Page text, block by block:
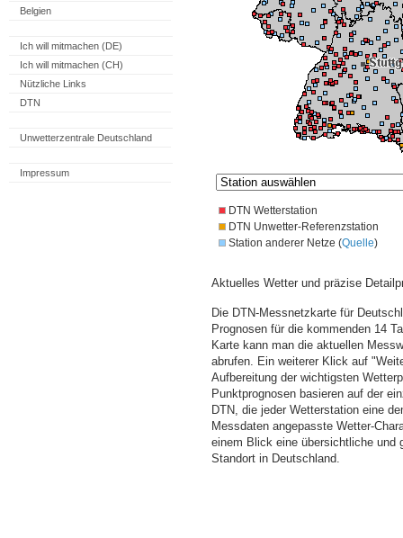
Belgien
Ich will mitmachen (DE)
Ich will mitmachen (CH)
Nützliche Links
DTN
Unwetterzentrale Deutschland
Impressum
DTN Wetterstation
DTN Unwetter-Referenzstation
Station anderer Netze (Quelle)
Aktuelles Wetter und präzise
Die DTN-Messnetzkarte für
Prognosen für die kommenden 14
Karte kann man die aktuellen
abrufen. Ein weiterer Klick auf
Aufbereitung der wichtigsten
Punktprognosen basieren auf der
DTN, die jeder Wetterstation eine
Messdaten angepasste Wetter-
einem Blick eine übersichtliche und
Standort in Deutschland.